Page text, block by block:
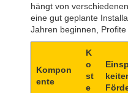
hängt von
eine gut geplante
Jahren beginnen, Profite
Kompon
ente
K
o
st
e